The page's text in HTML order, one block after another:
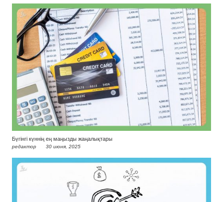
Бүгінгі күннің ең маңызды жаңалықтары
редактор 30 июня, 2025